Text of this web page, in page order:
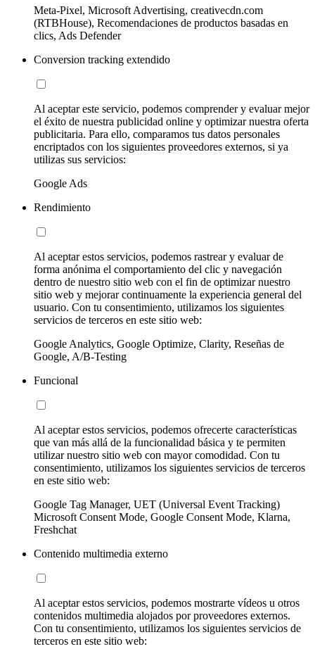
Meta-Pixel, Microsoft Advertising, creativecdn.com
(RTBHouse), Recomendaciones de productos basadas en
clics, Ads Defender
Conversion tracking extendido
Al aceptar este servicio, podemos comprender y evaluar mejor
el éxito de nuestra publicidad online y optimizar nuestra oferta
publicitaria. Para ello, comparamos tus datos personales
encriptados con los siguientes proveedores externos, si ya
utilizas sus servicios:
Google Ads
Rendimiento
Al aceptar estos servicios, podemos rastrear y evaluar de
forma anónima el comportamiento del clic y navegación
dentro de nuestro sitio web con el fin de optimizar nuestro
sitio web y mejorar continuamente la experiencia general del
usuario. Con tu consentimiento, utilizamos los siguientes
servicios de terceros en este sitio web:
Google Analytics, Google Optimize, Clarity, Reseñas de
Google, A/B-Testing
Funcional
Al aceptar estos servicios, podemos ofrecerte características
que van más allá de la funcionalidad básica y te permiten
utilizar nuestro sitio web con mayor comodidad. Con tu
consentimiento, utilizamos los siguientes servicios de terceros
en este sitio web:
Google Tag Manager, UET (Universal Event Tracking)
Microsoft Consent Mode, Google Consent Mode, Klarna,
Freshchat
Contenido multimedia externo
Al aceptar estos servicios, podemos mostrarte vídeos u otros
contenidos multimedia alojados por proveedores externos.
Con tu consentimiento, utilizamos los siguientes servicios de
terceros en este sitio web: